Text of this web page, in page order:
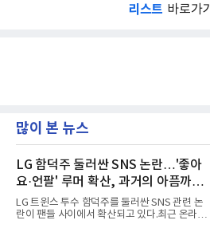
리스트 바로가기
많이 본 뉴스
LG 함덕주 둘러싼 SNS 논란…'좋아
요·언팔' 루머 확산, 과거의 아픔까지
소환됐다
LG 트윈스 투수 함덕주를 둘러싼 SNS 관련 논
란이 팬들 사이에서 확산되고 있다.최근 온라인